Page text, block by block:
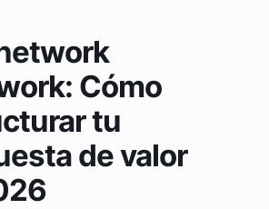
Cómo
tu
de valor